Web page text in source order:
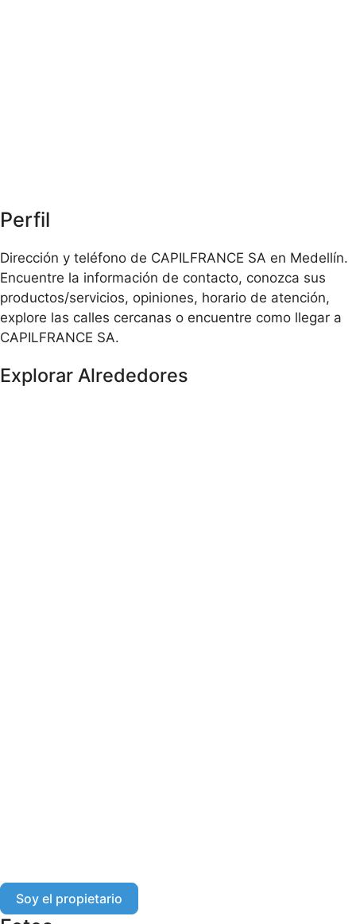
Perfil
Dirección y teléfono de CAPILFRANCE SA en Medellín.
Encuentre la información de contacto, conozca sus
productos/servicios, opiniones, horario de atención,
explore las calles cercanas o encuentre como llegar a
CAPILFRANCE SA.
Explorar Alrededores
Soy el propietario